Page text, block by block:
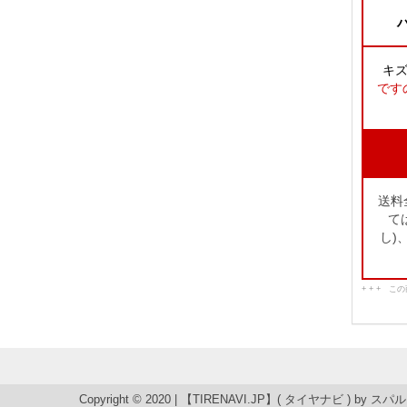
キ
です
送料
て
し)
+ + + この
Copyright © 2020 | 【TIRENAVI.JP】( タイヤナビ ) by スパ